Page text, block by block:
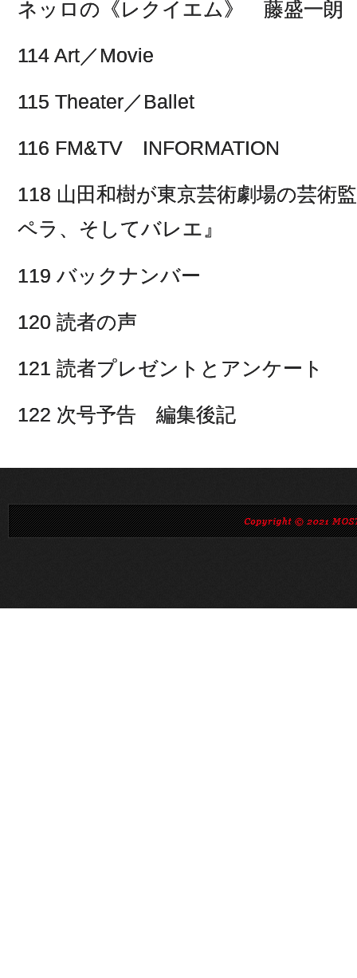
ネッロの《レクイエム》 藤盛一朗
114 Art／Movie
115 Theater／Ballet
116 FM&TV INFORMATION
118 山田和樹が東京芸術劇場の芸術
ペラ、そしてバレエ』
119 バックナンバー
120 読者の声
121 読者プレゼントとアンケート
122 次号予告 編集後記